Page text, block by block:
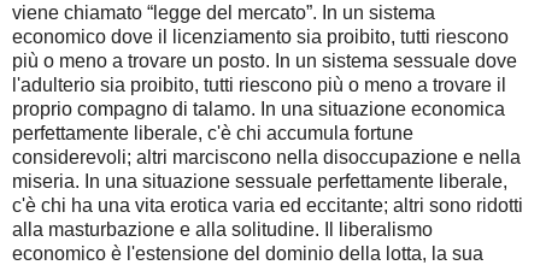
viene chiamato “legge del mercato”. In un sistema
economico dove il licenziamento sia proibito, tutti riescono
più o meno a trovare un posto. In un sistema sessuale dove
l'adulterio sia proibito, tutti riescono più o meno a trovare il
proprio compagno di talamo. In una situazione economica
perfettamente liberale, c'è chi accumula fortune
considerevoli; altri marciscono nella disoccupazione e nella
miseria. In una situazione sessuale perfettamente liberale,
c'è chi ha una vita erotica varia ed eccitante; altri sono ridotti
alla masturbazione e alla solitudine. Il liberalismo
economico è l'estensione del dominio della lotta, la sua